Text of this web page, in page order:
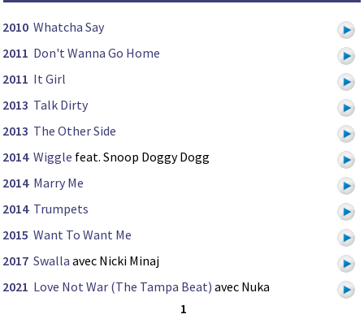
2010 Whatcha Say
2011 Don't Wanna Go Home
2011 It Girl
2013 Talk Dirty
2013 The Other Side
2014 Wiggle feat. Snoop Doggy Dogg
2014 Marry Me
2014 Trumpets
2015 Want To Want Me
2017 Swalla avec Nicki Minaj
2021 Love Not War (The Tampa Beat) avec Nuka
1